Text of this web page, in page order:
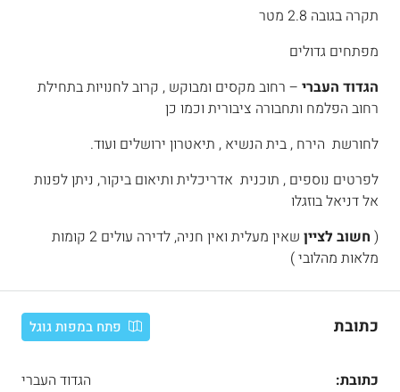
תקרה בגובה 2.8 מטר
מפתחים גדולים
הגדוד העברי – רחוב מקסים ומבוקש , קרוב לחנויות בתחילת
רחוב הפלמח ותחבורה ציבורית וכמו כן
לחורשת הירח , בית הנשיא , תיאטרון ירושלים ועוד.
לפרטים נוספים , תוכנית אדריכלית ותיאום ביקור, ניתן לפנות
אל דניאל בוזגלו
( חשוב לציין
שאין מעלית ואין חניה, לדירה עולים 2 קומות
מלאות מהלובי )
כתובת פתח במפות גוגל
כתובת: הגדוד העברי